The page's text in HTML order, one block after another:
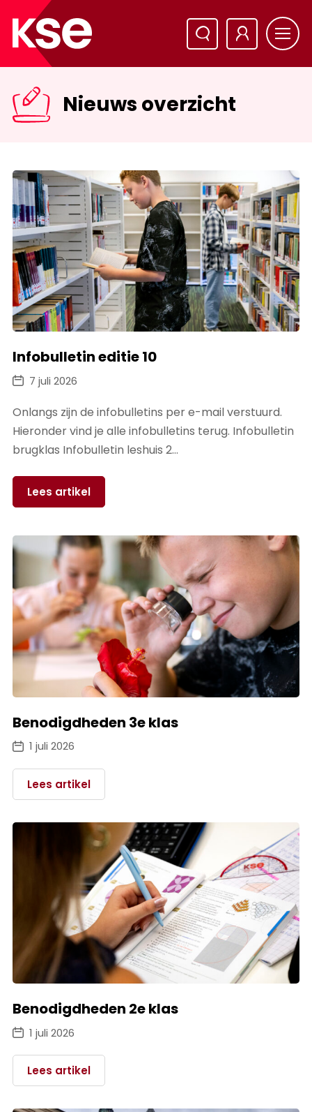
Nieuws overzicht
Infobulletin editie 10
7 juli 2026
Onlangs zijn de infobulletins per e-mail verstuurd.
Hieronder vind je alle infobulletins terug. Infobulletin
brugklas Infobulletin leshuis 2…
Lees artikel
Benodigdheden 3e klas
1 juli 2026
Lees artikel
Benodigdheden 2e klas
1 juli 2026
Lees artikel